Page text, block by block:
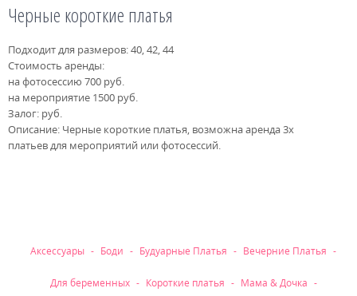
Черные короткие платья
Подходит для размеров: 40, 42, 44
Стоимость аренды:
на фотосессию 700 руб.
на мероприятие 1500 руб.
Залог: руб.
Описание: Черные короткие платья, возможна аренда 3х
платьев для мероприятий или фотосессий.
Аксессуары Боди Будуарные Платья Вечерние Платья
Для беременных Короткие платья Мама & Дочка